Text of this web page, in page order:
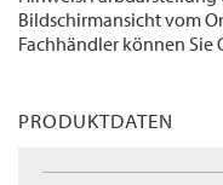
Bildschirmansicht vom
Fachhändler können Sie
PRODUKTDATEN